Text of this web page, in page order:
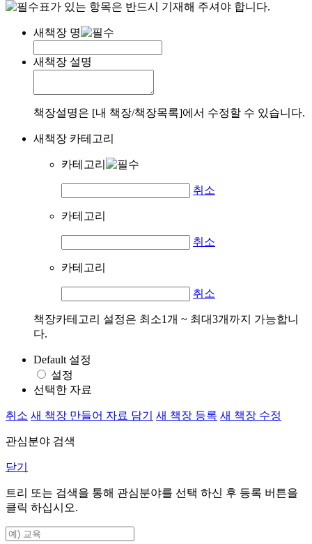
표가 있는 항목은 반드시 기재해 주셔야 합니다.
새책장 명
새책장 설명
책장설명은 [내 책장/책장목록]에서 수정할 수 있습니다.
새책장 카테고리
카테고리
취소
카테고리
취소
카테고리
취소
책장카테고리 설정은 최소1개 ~ 최대3개까지 가능합니
다.
Default 설정
설정
선택한 자료
취소 새 책장 만들어 자료 담기 새 책장 등록 새 책장 수정
관심분야 검색
닫기
트리 또는 검색을 통해 관심분야를 선택 하신 후 등록 버튼을
클릭 하십시오.